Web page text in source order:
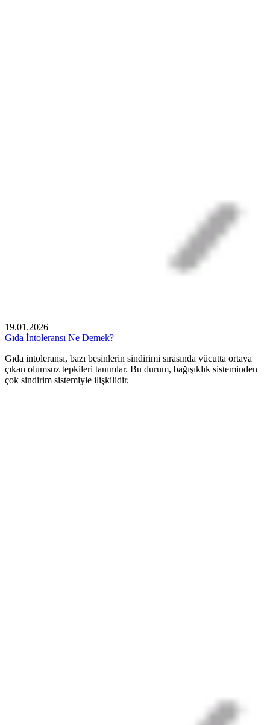
19.01.2026
Gıda İntoleransı Ne Demek?
Gıda intoleransı, bazı besinlerin sindirimi sırasında vücutta ortaya
çıkan olumsuz tepkileri tanımlar. Bu durum, bağışıklık sisteminden
çok sindirim sistemiyle ilişkilidir.